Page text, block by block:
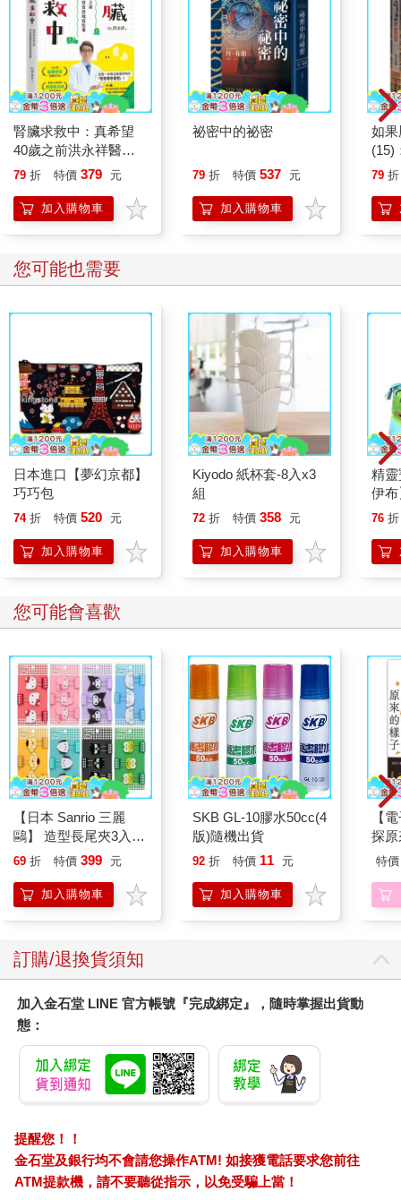
腎臟求救中：真希望
40歲之前洪永祥醫師
就告訴我這些事
79 折 特價 379 元
加入購物車
祕密中的祕密
79 折 特價 537 元
加入購物車
如
(15)
貓
79 折
您可能也需要
日本進口【夢幻京都】
巧巧包
74 折 特價 520 元
加入購物車
Kiyodo 紙杯套-8入x3
組
72 折 特價 358 元
加入購物車
精
伊
76 折
您可能會喜歡
【日本 Sanrio 三麗
鷗】 造型長尾夾3入組
(8款可選) 凱蒂貓 Hello
企鵝
69 折 特價 399 元
加入購物車
SKB GL-10膠水50cc(4
版)隨機出貨
92 折 特價 11 元
加入購物車
【
探
特價
訂購/退換貨須知
加入金石堂 LINE 官方帳號『完成綁定』，隨時掌握出貨動
態：
提醒您！！
金石堂及銀行均不會請您操作ATM! 如接獲電話要求您前往
ATM提款機，請不要聽從指示，以免受騙上當！